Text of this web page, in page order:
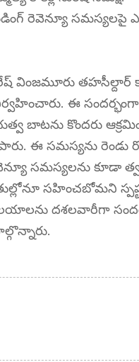
రెవెన్యూ సమస్యలపై
వింజమూరు
ఈ
బాటను కొందరు
ఈ సమస్యను రెండు
సమస్యలను కూడా
సహించబోమని
దశలవారీగా